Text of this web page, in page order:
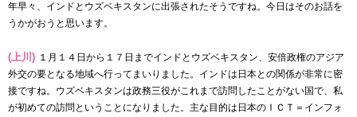
年早々、インドとウズベキスタンに出張されたそうですね。今日はそのお話を
うかがおうと思います。
(上川) １月１４日から１７日までインドとウズベキスタン、安倍政権のアジア
外交の要となる地域へ行ってまいりました。インドは日本との関係が非常に密
接ですね。ウズベキスタンは政務三役がこれまで訪問したことがない国で、私
が初めての訪問ということになりました。主な目的は日本のＩＣＴ＝インフォ